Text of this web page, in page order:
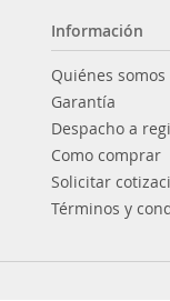
Información
Quiénes somos
Garantía
Despacho a
Como comprar
Solicitar
Términos y